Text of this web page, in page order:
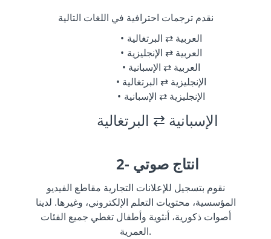
نقدم ترجمات احترافية في اللغات التالية
العربية ⇄ البرتغالية
العربية ⇄ الإنجليزية
العربية ⇄ الإسبانية
الإنجليزية ⇄ البرتغالية
الإنجليزية ⇄ الإسبانية
الإسبانية ⇄ البرتغالية
2- انتاج صوتي
نقوم بتسجيل للإعلانات التجارية مقاطع الفيديو
المؤسسية، محتويات التعلم الإلكتروني، وغيرها. لدينا
أصوات ذكورية، أنثوية وأطفال تغطي جميع الفئات
العمرية.